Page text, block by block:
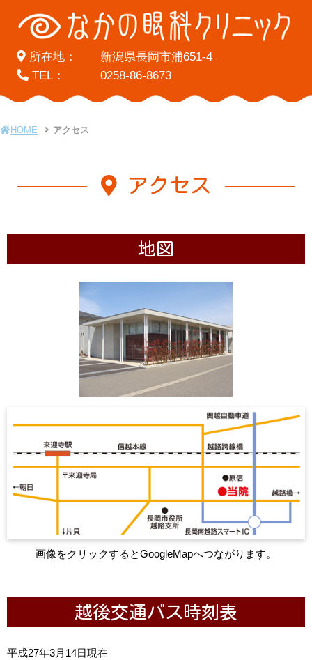
所在地：
新潟県長岡市浦651-4
TEL：
0258-86-8673
HOME アクセス
アクセス
地図
画像をクリックするとGoogleMapへつながります。
越後交通バス時刻表
平成27年3月14日現在